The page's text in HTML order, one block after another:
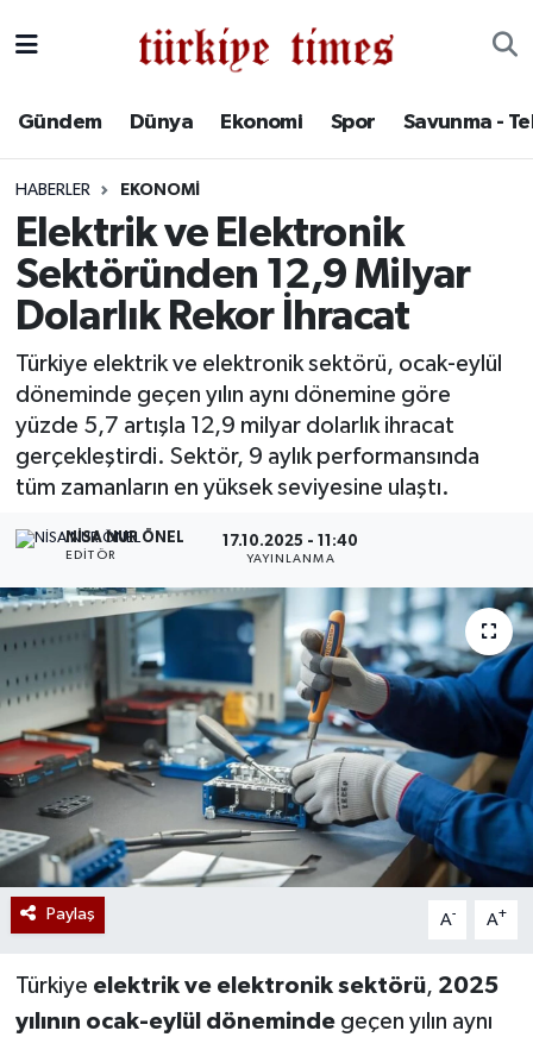
Gündem Dünya Ekonomi Spor Savunma -
HABERLER EKONOMI
Elektrik ve Elektronik
Sektöründen 12,9 Milyar
Dolarlık Rekor İhracat
Türkiye elektrik ve elektronik sektörü, ocak-eylül
döneminde geçen yılın aynı dönemine göre
yüzde 5,7 artışla 12,9 milyar dolarlık ihracat
gerçekleştirdi. Sektör, 9 aylık performansında
tüm zamanların en yüksek seviyesine ulaştı.
NISA NUR ÖNEL
EDITÖR
17.10.2025 - 11:40
YAYINLANMA
Paylaş A- A+
Türkiye elektrik ve elektronik sektörü, 2025
yılının ocak-eylül dönemindegeçen yılın aynı
Ekonomi
Spor
Savunma - Teknoloji
Kültür - Sanat
Yaşam
Süper Lig Puan Durumu ve Fikstür
Tüm Manşetler
Son Dakika Haberleri
Haber Arşivi